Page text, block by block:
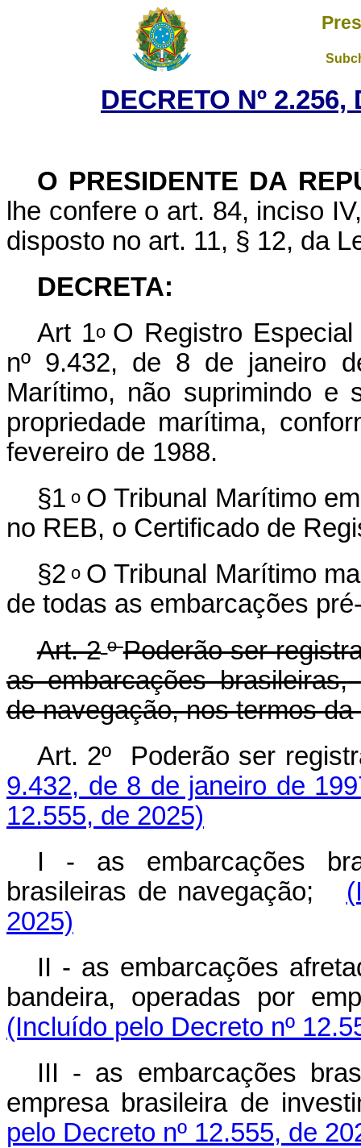
DECRETO Nº
O PRESIDENTE DA
lhe confere o art. 84, inciso
disposto no art. 11, § 12, da
DECRETA:
Art 1o O Registro
nº 9.432, de 8 de janeiro
Marítimo, não suprimindo e
propriedade marítima,
fevereiro de 1988.
§1 o O Tribunal Marítimo
no REB, o Certificado de
§2 o O Tribunal Marítimo
de todas as embarcações
Art. 2 oPoderão ser
as embarcações
de navegação, nos termos da
Art. 2º Poderão ser
9.432, de 8 de janeiro de
12.555, de 2025)
I - as embarcações
brasileiras de navegação;
2025)
II - as embarcações
bandeira, operadas por
(Incluído pelo Decreto nº
III - as embarcações
empresa brasileira de
pelo Decreto nº 12.555, de